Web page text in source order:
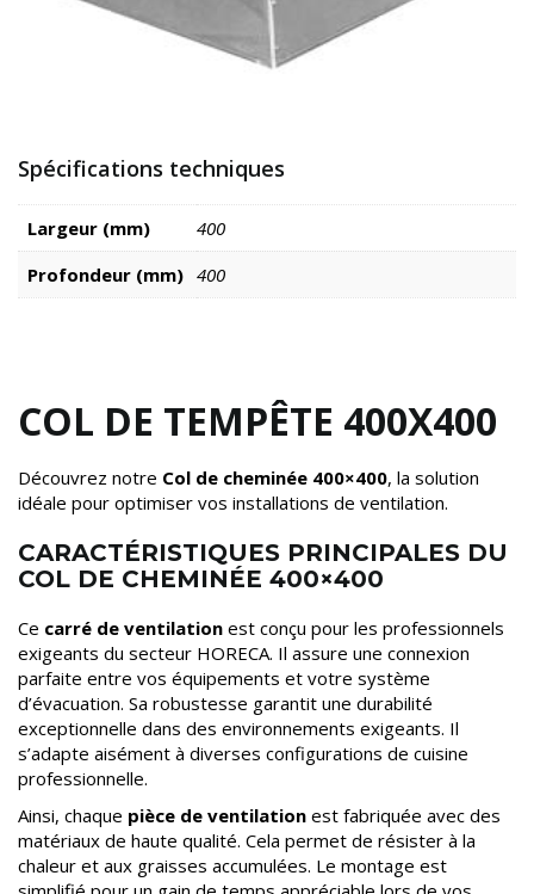
Spécifications techniques
Largeur (mm)
400
Profondeur (mm) 400
COL DE TEMPÊTE 400X400
Découvrez notre Col de cheminée 400×400, la solution
idéale pour optimiser vos installations de ventilation.
CARACTÉRISTIQUES PRINCIPALES DU
COL DE CHEMINÉE 400×400
Ce carré de ventilation est conçu pour les professionnels
exigeants du secteur HORECA. Il assure une connexion
parfaite entre vos équipements et votre système
d’évacuation. Sa robustesse garantit une durabilité
exceptionnelle dans des environnements exigeants. Il
s’adapte aisément à diverses configurations de cuisine
professionnelle.
Ainsi, chaque pièce de ventilation est fabriquée avec des
matériaux de haute qualité. Cela permet de résister à la
chaleur et aux graisses accumulées. Le montage est